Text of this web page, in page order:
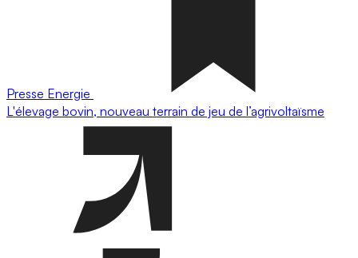
Presse Energie
L'élevage bovin, nouveau terrain de jeu de l’agrivoltaïsme